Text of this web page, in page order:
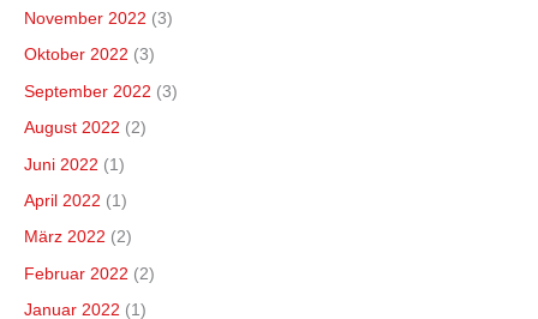
November 2022 (3)
Oktober 2022 (3)
September 2022 (3)
August 2022 (2)
Juni 2022 (1)
April 2022 (1)
März 2022 (2)
Februar 2022 (2)
Januar 2022 (1)